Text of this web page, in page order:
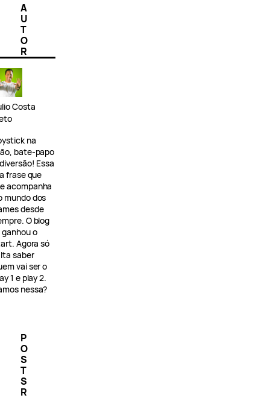
A
U
T
O
R
Costa
na
bate-papo
Essa
frase que
acompanha
mundo dos
desde
O blog
ganhou o
Agora só
saber
vai ser o
1 e play 2.
nessa?
P
O
S
T
S
R